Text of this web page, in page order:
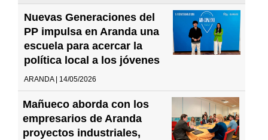
Nuevas Generaciones del
PP impulsa en Aranda una
escuela para acercar la
política local a los jóvenes
ARANDA | 14/05/2026
Mañueco aborda con los
empresarios de Aranda
proyectos industriales,